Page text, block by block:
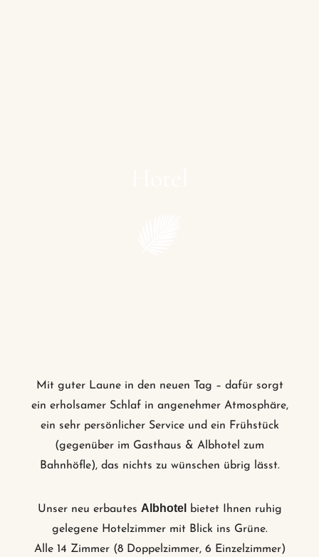
Mit guter Laune in den neuen Tag – dafür sorgt
ein erholsamer Schlaf in angenehmer Atmosphäre,
ein sehr persönlicher Service und ein Frühstück
(gegenüber im Gasthaus & Albhotel zum
Bahnhöfle), das nichts zu wünschen übrig lässt.
Unser neu erbautes Albhotel
bietet Ihnen ruhig
gelegene Hotelzimmer mit Blick ins Grüne.
Alle 14 Zimmer (8 Doppelzimmer, 6 Einzelzimmer)